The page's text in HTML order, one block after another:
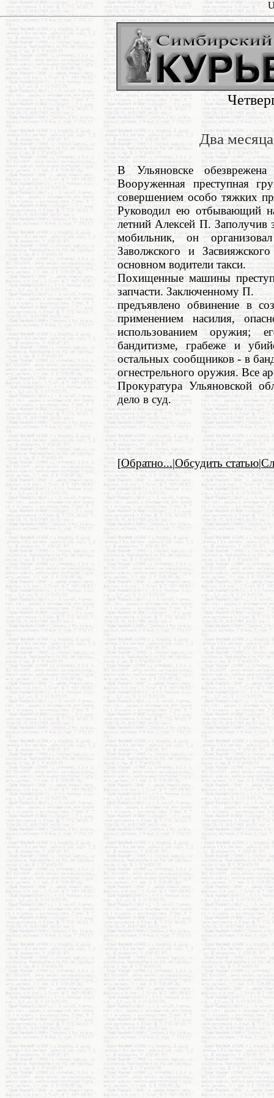
Два
В Ульяновске
Вооруженная преступная
совершением особо тяжких
Руководил ею отбывающий
летний Алексей П.
мобильник, он
Заволжского и
основном водители такси.
Похищенные машины
запчасти. Заключенному П.
предъявлено обвинение в
применением насилия,
использованием оружия;
бандитизме, грабеже и
остальных сообщников - в
огнестрельного оружия. Все
Прокуратура Ульяновской
дело в суд.
[Обратно...|Обсудить статью|